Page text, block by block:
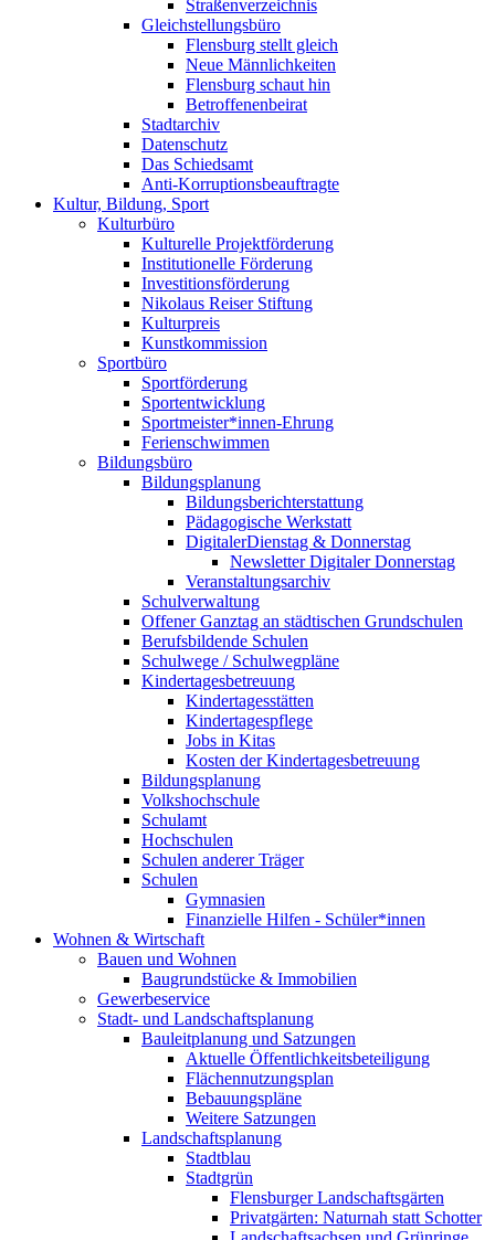
Straßenverzeichnis
Gleichstellungsbüro
Flensburg stellt gleich
Neue Männlichkeiten
Flensburg schaut hin
Betroffenenbeirat
Stadtarchiv
Datenschutz
Das Schiedsamt
Anti-Korruptionsbeauftragte
Kultur, Bildung, Sport
Kulturbüro
Kulturelle Projektförderung
Institutionelle Förderung
Investitionsförderung
Nikolaus Reiser Stiftung
Kulturpreis
Kunstkommission
Sportbüro
Sportförderung
Sportentwicklung
Sportmeister*innen-Ehrung
Ferienschwimmen
Bildungsbüro
Bildungsplanung
Bildungsberichterstattung
Pädagogische Werkstatt
DigitalerDienstag & Donnerstag
Newsletter Digitaler Donnerstag
Veranstaltungsarchiv
Schulverwaltung
Offener Ganztag an städtischen Grundschulen
Berufsbildende Schulen
Schulwege / Schulwegpläne
Kindertagesbetreuung
Kindertagesstätten
Kindertagespflege
Jobs in Kitas
Kosten der Kindertagesbetreuung
Bildungsplanung
Volkshochschule
Schulamt
Hochschulen
Schulen anderer Träger
Schulen
Gymnasien
Finanzielle Hilfen - Schüler*innen
Wohnen & Wirtschaft
Bauen und Wohnen
Baugrundstücke & Immobilien
Gewerbeservice
Stadt- und Landschaftsplanung
Bauleitplanung und Satzungen
Aktuelle Öffentlichkeitsbeteiligung
Flächennutzungsplan
Bebauungspläne
Weitere Satzungen
Landschaftsplanung
Stadtblau
Stadtgrün
Flensburger Landschaftsgärten
Privatgärten: Naturnah statt Schotter